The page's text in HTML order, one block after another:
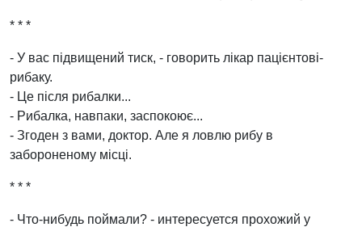
* * *
- У вас підвищений тиск, - говорить лікар пацієнтові-
рибаку.
- Це після рибалки...
- Рибалка, навпаки, заспокоює...
- Згоден з вами, доктор. Але я ловлю рибу в
забороненому місці.
* * *
- Что-нибудь поймали? - интересуется прохожий у